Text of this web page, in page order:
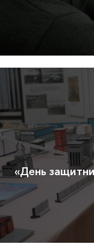
«День